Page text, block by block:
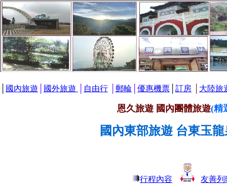
國內旅遊 國外旅遊 自由行 郵輪 優惠機票 訂房 大陸旅
恩久旅遊 國內團體旅遊(精
國內東部旅遊 台東玉
行程內容 友善列